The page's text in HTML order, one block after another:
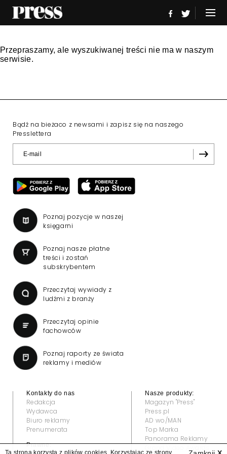
Przepraszamy, ale wyszukiwanej treści nie ma w naszym
serwisie.
Bądź na bieżaco z newsami i zapisz się na naszego
Presslettera
Poznaj pozycje w naszej
księgarni
Poznaj nasze płatne
treści i zostań
subskrybentem
Przeczytaj wywiady z
ludźmi z branży
Przeczytaj opinie
fachowców
Poznaj raporty ze świata
reklamy i mediów
Kontakty do nas
Redakcja
Wydawca
Biuro reklamy
Prenumerata
Prawne:
Nasze produkty:
Magazyn "Press"
Press.pl
AD wo/MAN
Top Marka
Panorama Reklamy
Ta strona korzysta z plików cookies. Korzystając ze strony